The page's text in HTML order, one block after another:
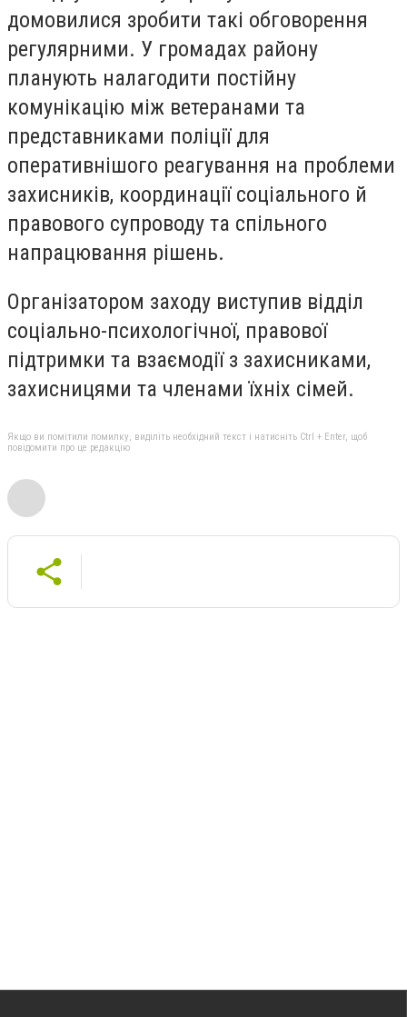
домовилися зробити такі обговорення
регулярними. У громадах району
планують налагодити постійну
комунікацію між ветеранами та
представниками поліції для
оперативнішого реагування на проблеми
захисників, координації соціального й
правового супроводу та спільного
напрацювання рішень.
Організатором заходу виступив відділ
соціально-психологічної, правової
підтримки та взаємодії з захисниками,
захисницями та членами їхніх сімей.
Якщо ви помітили помилку, виділіть необхідний текст і натисніть Ctrl + Enter, щоб
повідомити про це редакцію